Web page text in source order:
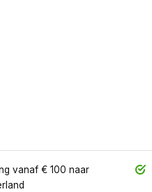
vanaf € 100 naar